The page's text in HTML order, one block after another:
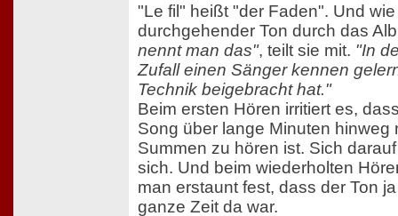
"Le fil" heißt "der Faden". Und
durchgehender Ton durch das
nennt man das", teilt sie mit. "In
Zufall einen Sänger kennen
Technik beigebracht hat."
Beim ersten Hören irritiert es,
Song über lange Minuten hinweg
Summen zu hören ist. Sich
sich. Und beim wiederholten
man erstaunt fest, dass der Ton
ganze Zeit da war.